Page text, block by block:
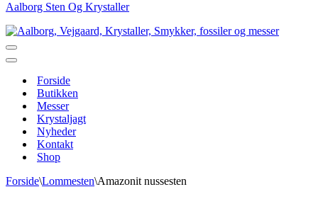
Aalborg Sten Og Krystaller
Navigation
menu
Navigation
Forside
Butikken
Messer
Krystaljagt
Nyheder
Kontakt
Shop
Forside\Lommesten\Amazonit nussesten